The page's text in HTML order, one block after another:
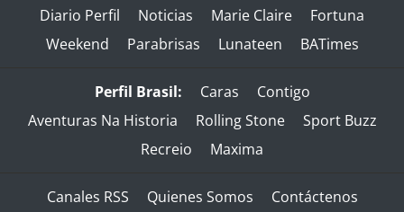
Diario Perfil Noticias Marie Claire
Fortuna
Weekend
Parabrisas Lunateen BATimes
Perfil Brasil: Caras
Contigo
Aventuras Na Historia
Rolling Stone
Sport Buzz
Recreio
Maxima
Canales RSS Quienes Somos Contáctenos